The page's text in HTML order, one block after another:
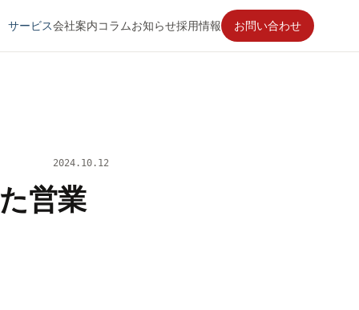
サービス会社案内コラムお知らせ採用情報 お問い合わせ
2024.10.12
営業